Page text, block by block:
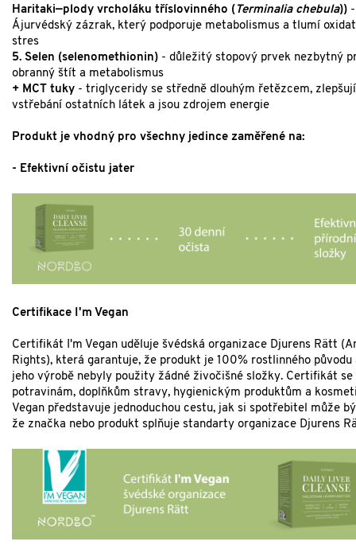
Haritaki—plody vrcholáku tříslovinného ( Terminalia chebula)) -
Ájurvédský zázrak, který podporuje metabolismus a tlumí
stres
5. Selen (selenomethionin) - důležitý stopový prvek nezbytný
obranný štít a metabolismus
+ MCT tuky - triglyceridy se středně dlouhým řetězcem, zlepšují
vstřebání ostatních látek a jsou zdrojem energie
Produkt je vhodný pro všechny jedince zaměřené na:
- Efektivní očistu jater
Certifikace I'm Vegan
Certifikát I'm Vegan uděluje švédská organizace Djurens Rätt
Rights), která garantuje, že produkt je 100% rostlinného původu
jeho výrobě nebyly použity žádné živočišné složky. Certifikát se
potravinám, doplňkům stravy, hygienickým produktům a
Vegan představuje jednoduchou cestu, jak si spotřebitel může
že značka nebo produkt splňuje standarty organizace Djurens